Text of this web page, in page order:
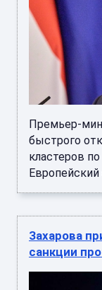
Премьер-
быстрого
кластеров
Европейский
Захарова
санкции